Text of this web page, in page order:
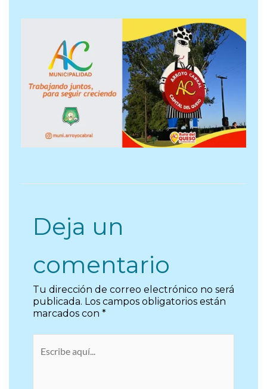
Deja un
comentario
Tu dirección de correo electrónico no será
publicada. Los campos obligatorios están
marcados con *